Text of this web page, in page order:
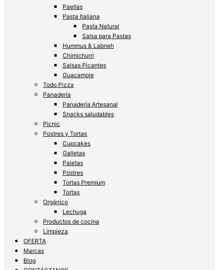
Paellas
Pasta Italiana
Pasta Natural
Salsa para Pastas
Hummus & Labneh
Chimichurri
Salsas Picantes
Guacamole
Todo Pizza
Panadería
Panadería Artesanal
Snacks saludables
Picnic
Postres y Tortas
Cupcakes
Galletas
Paletas
Postres
Tortas Premium
Tortas
Orgánico
Lechuga
Productos de cocina
Limpieza
OFERTA
Marcas
Blog